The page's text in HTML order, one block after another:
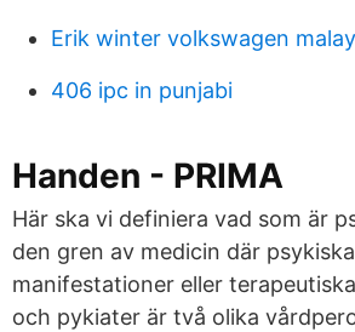
Erik winter volkswagen
406 ipc in punjabi
Handen - PRIMA
Här ska vi definiera vad som är
den gren av medicin där
manifestationer eller
och pykiater är två olika